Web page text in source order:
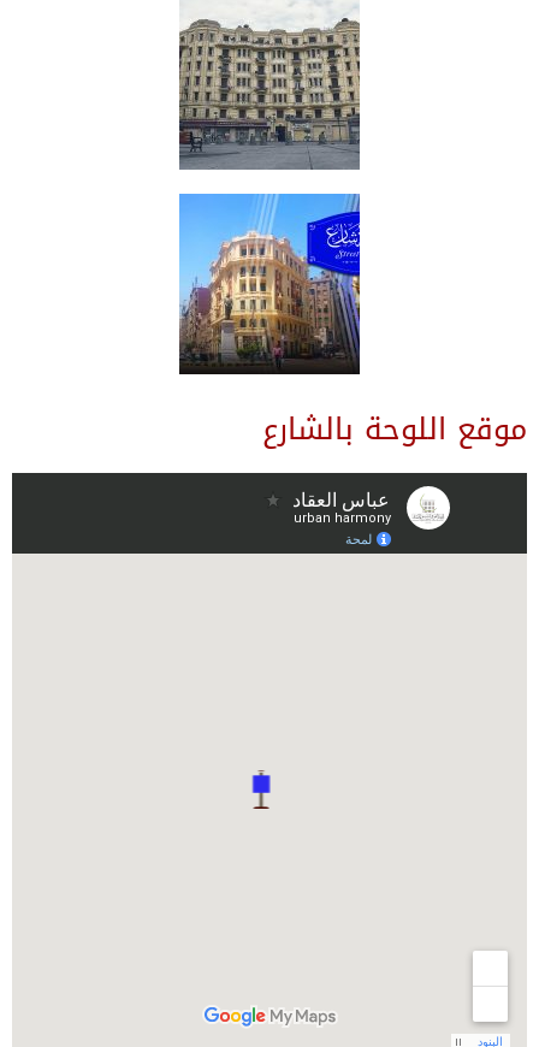
موقع اللوحة بالشارع